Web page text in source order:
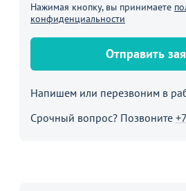
Нажимая кнопку, вы принимаете
конфиденциальности
Отправить
Напишем или перезвоним в
Срочный вопрос? Позвоните